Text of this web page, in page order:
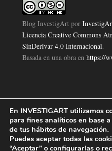
Blog InvestigArtpor
Licencia Creative Commons
SinDerivar 4.0 Internacional.
Basada en una obra en https://
Política de Privacidad|
Investigart Copyright ©
En INVESTIGART utilizamos
para fines analíticos en base
de tus hábitos de navegación.
Puedes aceptar todas las
“Aceptar” o configurarlas o